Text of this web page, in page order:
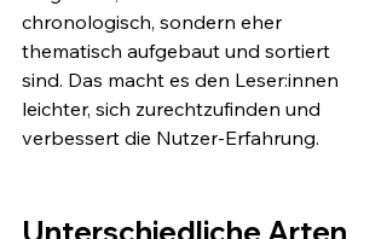
chronologisch, sondern eher
thematisch aufgebaut und sortiert
sind. Das macht es den Leser:innen
leichter, sich zurechtzufinden und
verbessert die Nutzer-Erfahrung.